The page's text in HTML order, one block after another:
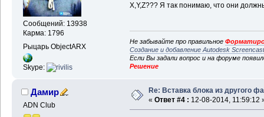
Сообщений: 13938
Карма: 1796
Рыцарь ObjectARX
Skype:
X,Y,Z??? Я так понимаю, что они
Не забывайте про правильное
Создание и добавление Autodesk
Если Вы задали вопрос и на форуме
Решение
Дамир
ADN Club
Re: Вставка блока из другого
« Ответ #4 : 12-08-2014, 11:59:12